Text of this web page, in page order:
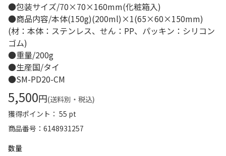
●包装サイズ/70×70×160mm(化粧箱入)
●商品内容/本体(150g)(200ml)×1(65×60×150mm)
(材：本体：ステンレス、せん：PP、パッキン：シリコン
ゴム)
●重量/200g
●生産国/タイ
●SM-PD20-CM
5,500円(送料別・税込)
獲得ポイント： 55 pt
商品番号
6148931257
数量